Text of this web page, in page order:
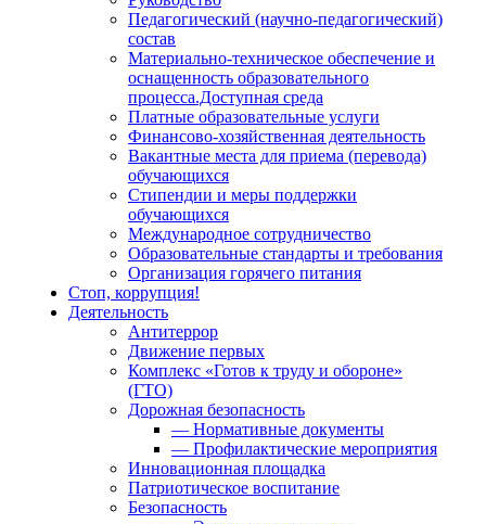
Педагогический (научно-педагогический)
состав
Материально-техническое обеспечение и
оснащенность образовательного
процесса.Доступная среда
Платные образовательные услуги
Финансово-хозяйственная деятельность
Вакантные места для приема (перевода)
обучающихся
Стипендии и меры поддержки
обучающихся
Международное сотрудничество
Образовательные стандарты и требования
Организация горячего питания
Стоп, коррупция!
Деятельность
Антитеррор
Движение первых
Комплекс «Готов к труду и обороне»
(ГТО)
Дорожная безопасность
— Нормативные документы
— Профилактические мероприятия
Инновационная площадка
Патриотическое воспитание
Безопасность